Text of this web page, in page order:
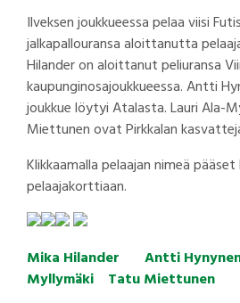
Ilveksen joukkueessa pelaa viisi
jalkapallouransa aloittanutta
Hilander on aloittanut peliuransa
kaupunginosajoukkueessa. Antti
joukkue löytyi Atalasta. Lauri Ala-
Miettunen ovat Pirkkalan
Klikkaamalla pelaajan nimeä
pelaajakorttiaan.
Mika Hilander Antti
Myllymäki
Tatu Miettunen